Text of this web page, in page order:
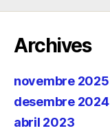
Archives
novembre 2025
desembre 2024
abril 2023